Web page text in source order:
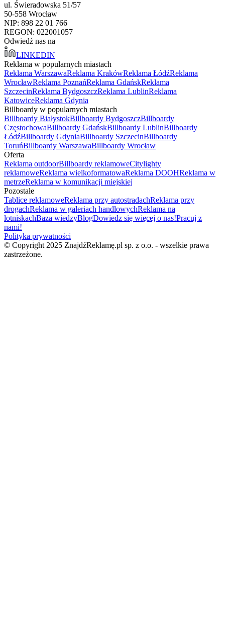
ul. Świeradowska 51/57
50-558 Wrocław
NIP: 898 22 01 766
REGON: 022001057
Odwiedź nas na
LINKEDIN
Reklama w popularnych miastach
Reklama WarszawaReklama KrakówReklama ŁódźReklama
WrocławReklama PoznańReklama GdańskReklama
SzczecinReklama BydgoszczReklama LublinReklama
KatowiceReklama Gdynia
Billboardy w popularnych miastach
Billboardy BiałystokBillboardy BydgoszczBillboardy
CzęstochowaBillboardy GdańskBillboardy LublinBillboardy
ŁódźBillboardy GdyniaBillboardy SzczecinBillboardy
ToruńBillboardy WarszawaBillboardy Wrocław
Oferta
Reklama outdoorBillboardy reklamoweCitylighty
reklamoweReklama wielkoformatowaReklama DOOHReklama w
metrzeReklama w komunikacji miejskiej
Pozostałe
Tablice reklamoweReklama przy autostradachReklama przy
drogachReklama w galeriach handlowychReklama na
lotniskachBaza wiedzyBlogDowiedz się więcej o nas!Pracuj z
nami!
Polityka prywatności
© Copyright 2025 ZnajdźReklamę.pl sp. z o.o. - wszelkie prawa
zastrzeżone.